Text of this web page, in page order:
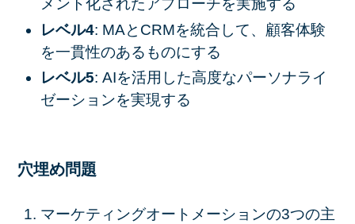
メント化されたアプローチを実施する
レベル4: MAとCRMを統合して、顧客体験
を一貫性のあるものにする
レベル5: AIを活用した高度なパーソナライ
ゼーションを実現する
穴埋め問題
マーケティングオートメーションの3つの主